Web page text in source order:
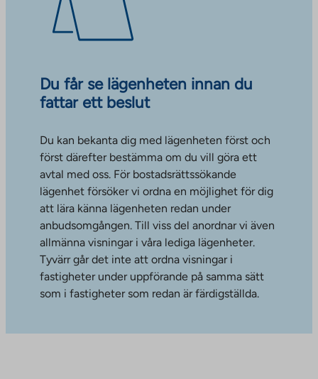
Du får se lägenheten innan du
fattar ett beslut
Du kan bekanta dig med lägenheten först och
först därefter bestämma om du vill göra ett
avtal med oss. För bostadsrättssökande
lägenhet försöker vi ordna en möjlighet för dig
att lära känna lägenheten redan under
anbudsomgången. Till viss del anordnar vi även
allmänna visningar i våra lediga lägenheter.
Tyvärr går det inte att ordna visningar i
fastigheter under uppförande på samma sätt
som i fastigheter som redan är färdigställda.